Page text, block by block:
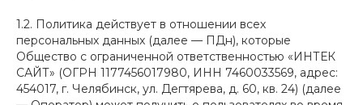
1.2. Политика действует в отношении всех
персональных данных (далее — ПДн), которые
Общество с ограниченной ответственностью «ИНТЕК
САЙТ» (ОГРН 1177456017980, ИНН 7460033569, адрес:
454017, г. Челябинск, ул. Дегтярева, д. 60, кв. 24) (далее